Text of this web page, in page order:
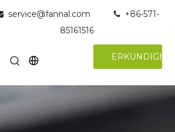
service@fannal.com +86-571-
85161516
ERKUNDIGEN